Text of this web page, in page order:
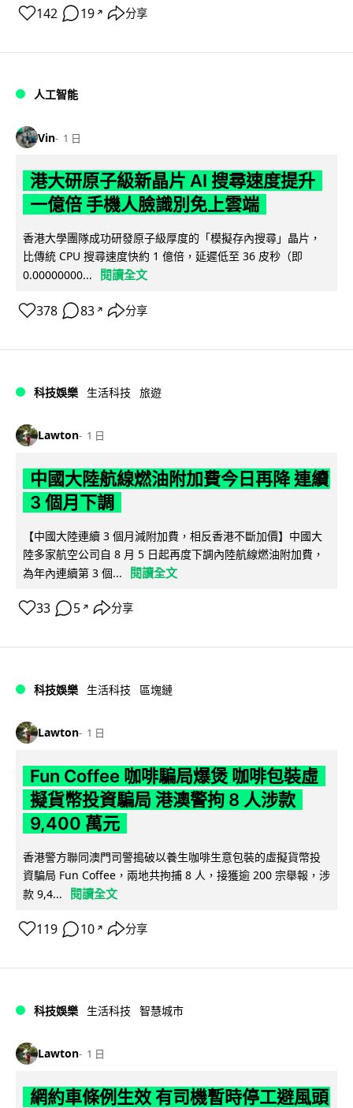
142 19 ↗ 分享
人工智能
Vin 1 日
港大研原子級新晶片 AI 搜尋速度提升
一億倍 手機人臉識別免上雲端
香港大學團隊成功研發原子級厚度的「模擬存內搜尋」晶片，
比傳統 CPU 搜尋速度快約 1 億倍，延遲低至 36 皮秒（即
0.00000000...
閱讀全文
378 83 ↗ 分享
科技娛樂 生活科技 旅遊
Lawton 1 日
中國大陸航線燃油附加費今日再降 連續
3 個月下調
【中國大陸連續 3 個月減附加費，相反香港不斷加價】中國大
陸多家航空公司自 8 月 5 日起再度下調內陸航線燃油附加費，
為年內連續第 3 個...
閱讀全文
33 5 ↗ 分享
科技娛樂 生活科技 區塊鏈
Lawton 1 日
Fun Coffee 咖啡騙局爆煲 咖啡包裝虛
擬貨幣投資騙局 港澳警拘 8 人涉款
9,400 萬元
香港警方聯同澳門司警搗破以養生咖啡生意包裝的虛擬貨幣投
資騙局 Fun Coffee，兩地共拘捕 8 人，接獲逾 200 宗舉報，涉
款 9,4...
閱讀全文
119 10 ↗ 分享
科技娛樂 生活科技 智慧城市
Lawton 1 日
網約車條例生效 有司機暫時停工避風頭